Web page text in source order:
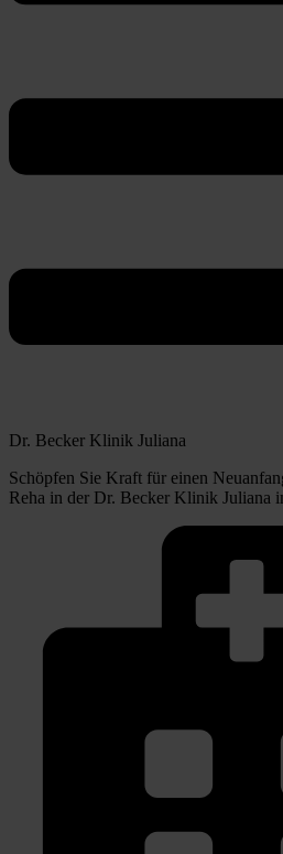
Dr. Becker Klinik Juliana
Schöpfen Sie Kraft für einen
Reha in der Dr. Becker Klinik Juliana